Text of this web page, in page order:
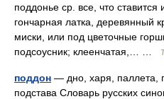
поддонье ср. все, что
гончарная латка, деревянный
миски, или под цветочные
подсоусник; клеенчатая,… …
поддон — дно, харя, паллета,
подстава Словарь русских